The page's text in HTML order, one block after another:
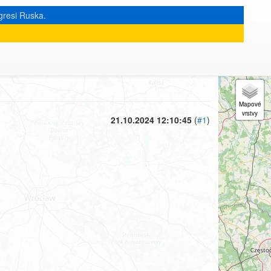
Ruska.
21.10.2024 12:10:45 (#1)